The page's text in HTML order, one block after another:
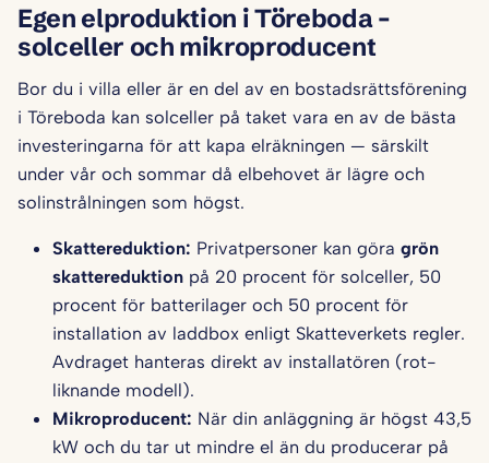
Egen elproduktion i Töreboda –
solceller och mikroproducent
Bor du i villa eller är en del av en bostadsrättsförening
i Töreboda kan solceller på taket vara en av de bästa
investeringarna för att kapa elräkningen — särskilt
under vår och sommar då elbehovet är lägre och
solinstrålningen som högst.
Skattereduktion: Privatpersoner kan göra grön
skattereduktion på 20 procent för solceller, 50
procent för batterilager och 50 procent för
installation av laddbox enligt Skatteverkets regler.
Avdraget hanteras direkt av installatören (rot-
liknande modell).
Mikroproducent: När din anläggning är högst 43,5
kW och du tar ut mindre el än du producerar på